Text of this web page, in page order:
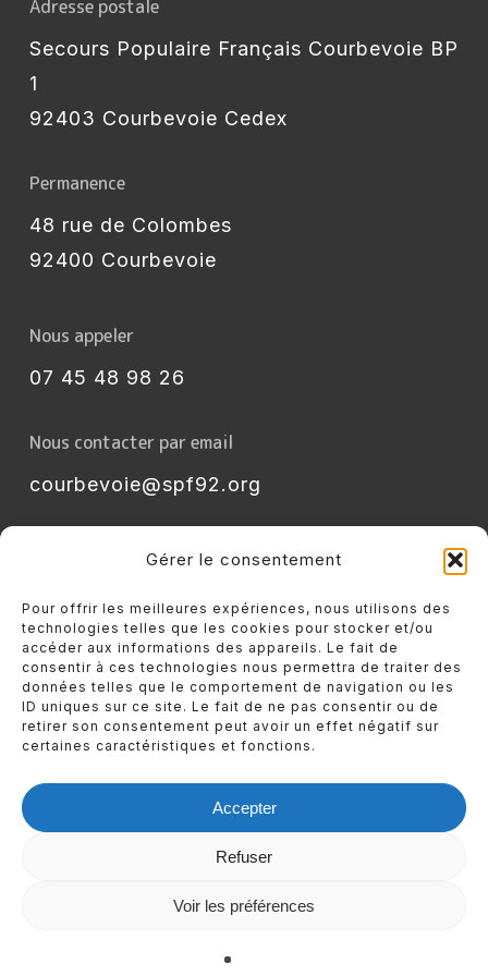
Gérer le consentement
Pour offrir les meilleures expériences, nous utilisons des
technologies telles que les cookies pour stocker et/ou
accéder aux informations des appareils. Le fait de
consentir à ces technologies nous permettra de traiter des
données telles que le comportement de navigation ou les
ID uniques sur ce site. Le fait de ne pas consentir ou de
retirer son consentement peut avoir un effet négatif sur
certaines caractéristiques et fonctions.
Accepter
Refuser
Voir les préférences
L’été au Secours
Populaire de Courbevoie
Adresse postale
Secours Populaire Français Courbevoie BP
1
92403 Courbevoie Cedex
Permanence
48 rue de Colombes
92400 Courbevoie
Nous appeler
07 45 48 98 26
Nous contacter par email
courbevoie@spf92.org
Rejoignez-nous sur Instagram
Rejoignez-nous sur Facebook
Ne manquez plus nos actions, événements
solidaires et moments forts.